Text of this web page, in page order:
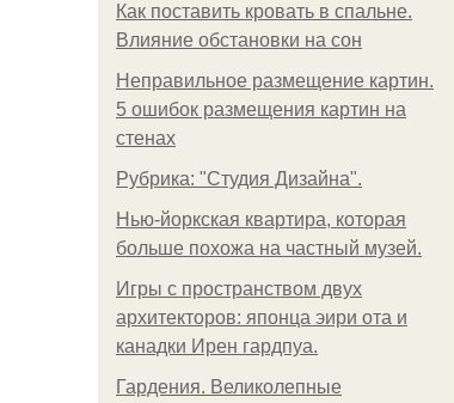
Как поставить кровать в спальне.
Влияние обстановки на сон
Неправильное размещение картин.
5 ошибок размещения картин на
стенах
Рубрика: "Студия Дизайна".
Нью-йоркская квартира, которая
больше похожа на частный музей.
Игры с пространством двух
архитекторов: японца эири ота и
канадки Ирен гардпуа.
Гардения. Великолепные